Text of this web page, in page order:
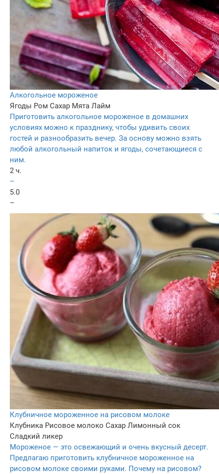
Алкогольное мороженое
Ягоды Ром Сахар Мята Лайм
Приготовить алкогольное мороженое в домашних
условиях можно к празднику, чтобы удивить своих
гостей и разнообразить вечер. За основу можно взять
любой алкогольный напиток и ягоды, сочетающиеся с
ним.
2 ч.
–
5.0
–
Клубничное мороженное на рисовом молоке
Клубника Рисовое молоко Сахар Лимонный сок
Сладкий ликер
Мороженое — это освежающий и очень вкусный десерт.
Предлагаю приготовить клубничное мороженное на
рисовом молоке своими руками. Почему на рисовом?